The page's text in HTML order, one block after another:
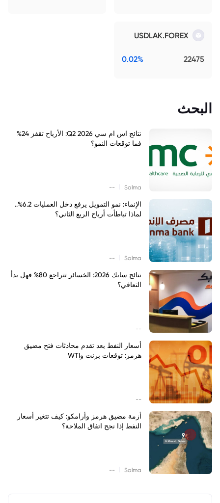
USDLAK.FOREX
22475
0.02%
البحث
نتائج اس ام سي Q2 2026: الأرباح تقفز 24%
فما توقعات النمو؟
Salma
--
الإنماء: نمو التمويل يرفع دخل العمليات 6.2%..
لماذا تباطأت أرباح الربع الثاني؟
Salma
--
نتائج سابك 2026: الخسائر تتراجع 80% فهل بدأ
التعافي؟
--
أسعار النفط بعد تقدم محادثات فتح مضيق
هرمز: توقعات برنت وWTI
--
أزمة مضيق هرمز وأرامكو: كيف تتغير أسعار
النفط إذا نجح اتفاق الملاحة؟
Salma
--